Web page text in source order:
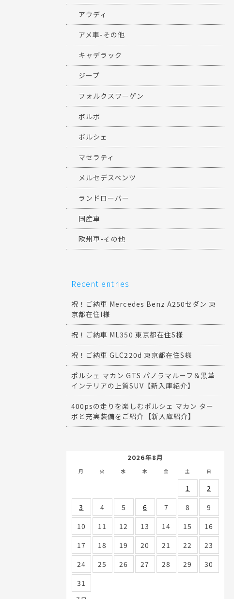
アウディ
アメ車-その他
キャデラック
ジープ
フォルクスワーゲン
ボルボ
ポルシェ
マセラティ
メルセデスベンツ
ランドローバー
国産車
欧州車-その他
Recent entries
祝！ご納車 Mercedes Benz A250セダン 東
京都在住I様
祝！ご納車 ML350 東京都在住S様
祝！ご納車 GLC220d 東京都在住S様
ポルシェ マカン GTS パノラマルーフ＆黒革
インテリアの上質SUV【新入庫紹介】
400psの走りを楽しむポルシェ マカン ター
ボと充実装備をご紹介【新入庫紹介】
2026年8月
月 火 水 木 金 土 日
1
2
3
4 5 6 7 8
9
10
11 12 13 14 15
16
17
18 19 20 21 22
23
24
25 26 27 28 29
30
31